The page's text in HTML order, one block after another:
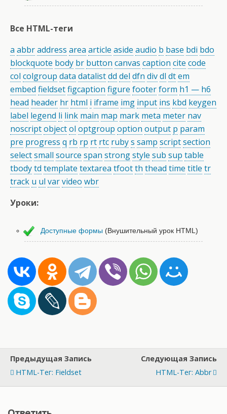
Все HTML-теги
a abbraddress area article aside audio b base bdi bdo
blockquote body br button canvas caption cite code
col colgroup data datalistdd del dfn divdl dtem
embed fieldsetfigcaption figure footerform h1 — h6
head header hr html i iframe img input ins kbd keygen
label legend li link main map mark meta meter nav
noscriptobjectol optgroup option output p param
pre progress q rb rp rt rtc rubys samp scriptsection
selectsmall source span strongstyle sub sup table
tbodytd template textarea tfootth thead time title tr
track u ul varvideo wbr
Уроки:
Доступные формы (Внушительный урок HTML)
Предыдущая Запись
HTML-Тег: Fieldset
Следующая Запись
HTML-Тег: Abbr